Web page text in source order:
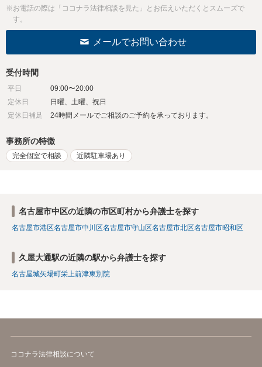
※お電話の際は「ココナラ法律相談を見た」とお伝えいただくとスムーズで
す。
メールでお問い合わせ
受付時間
平日
09:00〜20:00
定休日
日曜、土曜、祝日
定休日補足
24時間メールでご相談のご予約を承っております。
事務所の特徴
完全個室で相談 近隣駐車場あり
名古屋市中区の近隣の市区町村から弁護士を探す
名古屋市港区名古屋市中川区名古屋市守山区名古屋市北区名古屋市昭和区
久屋大通駅の近隣の駅から弁護士を探す
名古屋城矢場町栄上前津東別院
ココナラ法律相談について